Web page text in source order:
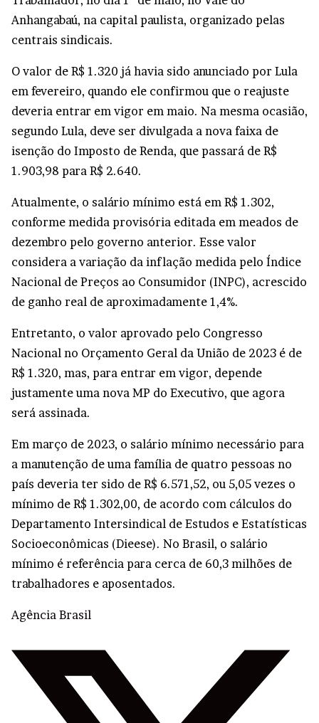
Anhangabaú, na capital paulista, organizado pelas
centrais sindicais.
O valor de R$ 1.320 já havia sido anunciado por Lula
em fevereiro, quando ele confirmou que o reajuste
deveria entrar em vigor em maio. Na mesma ocasião,
segundo Lula, deve ser divulgada a nova faixa de
isenção do Imposto de Renda, que passará de R$
1.903,98 para R$ 2.640.
Atualmente, o salário mínimo está em R$ 1.302,
conforme medida provisória editada em meados de
dezembro pelo governo anterior. Esse valor
considera a variação da inflação medida pelo Índice
Nacional de Preços ao Consumidor (INPC), acrescido
de ganho real de aproximadamente 1,4%.
Entretanto, o valor aprovado pelo Congresso
Nacional no Orçamento Geral da União de 2023 é de
R$ 1.320, mas, para entrar em vigor, depende
justamente uma nova MP do Executivo, que agora
será assinada.
Em março de 2023, o salário mínimo necessário para
a manutenção de uma família de quatro pessoas no
país deveria ter sido de R$ 6.571,52, ou 5,05 vezes o
mínimo de R$ 1.302,00, de acordo com cálculos do
Departamento Intersindical de Estudos e Estatísticas
Socioeconômicas (Dieese). No Brasil, o salário
mínimo é referência para cerca de 60,3 milhões de
trabalhadores e aposentados.
Agência Brasil